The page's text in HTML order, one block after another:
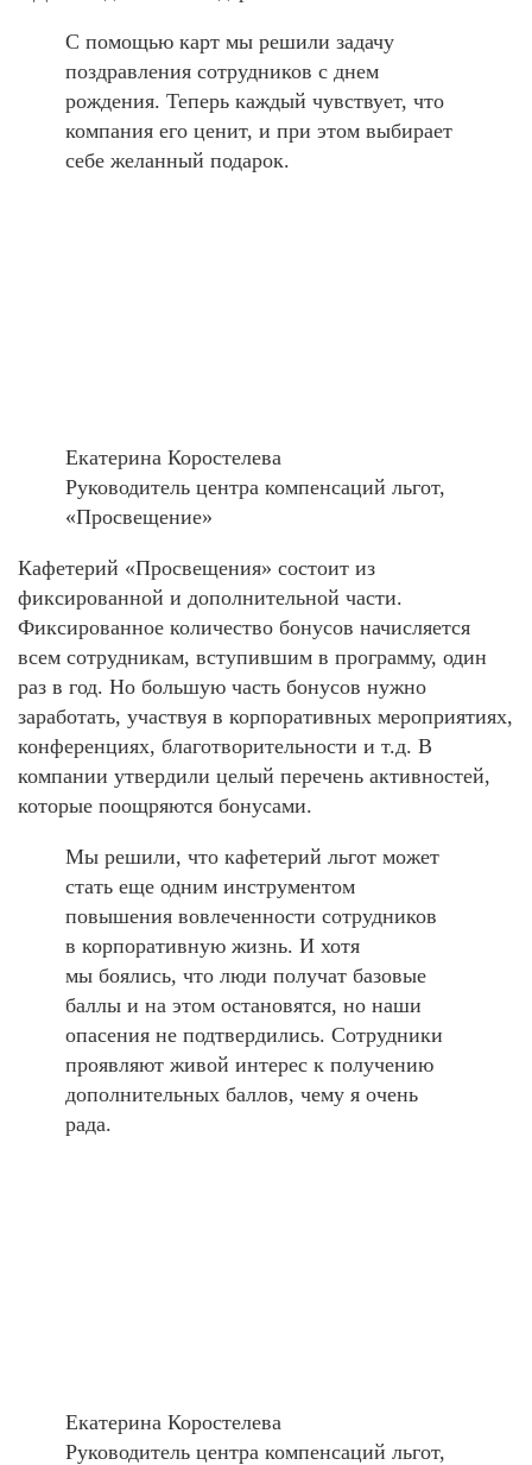
С помощью карт мы решили задачу
поздравления сотрудников с днем
рождения. Теперь каждый чувствует, что
компания его ценит, и при этом выбирает
себе желанный подарок.
Екатерина Коростелева
Руководитель центра компенсаций льгот,
«Просвещение»
Кафетерий «Просвещения» состоит из
фиксированной и дополнительной части.
Фиксированное количество бонусов начисляется
всем сотрудникам, вступившим в программу, один
раз в год. Но большую часть бонусов нужно
заработать, участвуя в корпоративных мероприятиях,
конференциях, благотворительности и т.д. В
компании утвердили целый перечень активностей,
которые поощряются бонусами.
Мы решили, что кафетерий льгот может
стать еще одним инструментом
повышения вовлеченности сотрудников
в корпоративную жизнь. И хотя
мы боялись, что люди получат базовые
баллы и на этом остановятся, но наши
опасения не подтвердились. Сотрудники
проявляют живой интерес к получению
дополнительных баллов, чему я очень
рада.
Екатерина Коростелева
Руководитель центра компенсаций льгот,